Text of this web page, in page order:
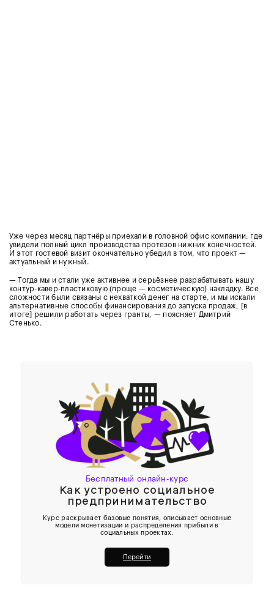
Уже через месяц партнёры приехали в головной офис компании, где
увидели полный цикл производства протезов нижних конечностей.
И этот гостевой визит окончательно убедил в том, что проект —
актуальный и нужный.
— Тогда мы и стали уже активнее и серьёзнее разрабатывать нашу
контур-кавер-пластиковую (проще — косметическую) накладку. Все
сложности были связаны с нехваткой денег на старте, и мы искали
альтернативные способы финансирования до запуска продаж, [в
итоге] решили работать через гранты, — поясняет Дмитрий
Стенько.
Бесплатный онлайн-курс
Как устроено социальное
предпринимательство
Курс раскрывает базовые понятия, описывает основные
модели монетизации и распределения прибыли в
социальных проектах.
Перейти